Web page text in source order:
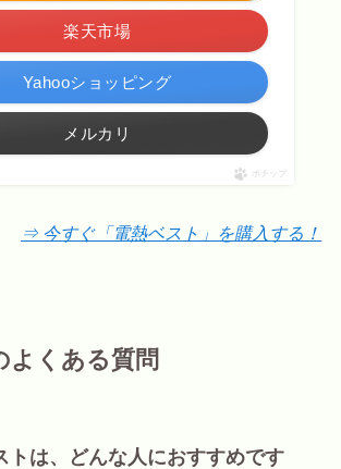
楽天市場
Yahooショッピング
メルカリ
ポチップ
⇒ 今すぐ「電熱ベスト」を購入する！
よくある質問
トは、どんな人におすすめです